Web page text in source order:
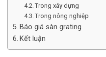
Trong xây dựng
Trong nông nghiệp
Báo giá sàn grating
Kết luận